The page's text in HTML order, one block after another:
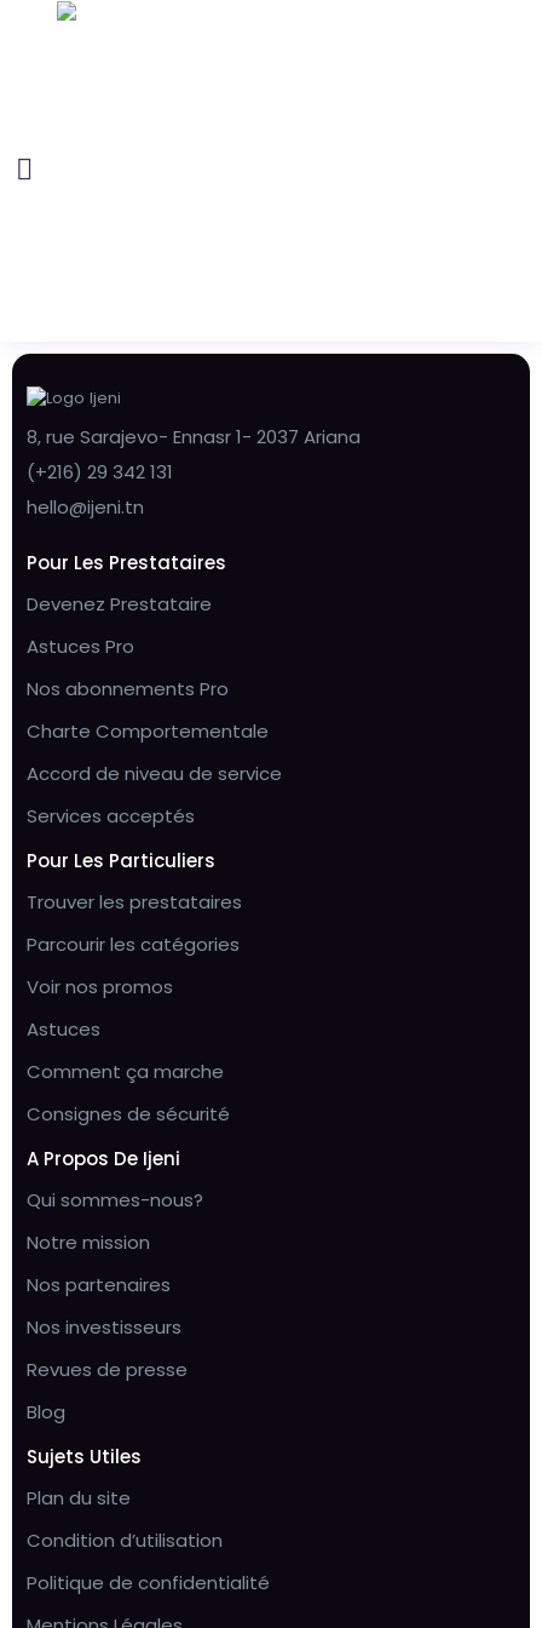
8, rue Sarajevo- Ennasr 1- 2037 Ariana
(+216) 29 342 131
hello@ijeni.tn
Pour Les Prestataires
Devenez Prestataire
Astuces Pro
Nos abonnements Pro
Charte Comportementale
Accord de niveau de service
Services acceptés
Pour Les Particuliers
Trouver les prestataires
Parcourir les catégories
Voir nos promos
Astuces
Comment ça marche
Consignes de sécurité
A Propos De Ijeni
Qui sommes-nous?
Notre mission
Nos partenaires
Nos investisseurs
Revues de presse
Blog
Sujets Utiles
Plan du site
Condition d’utilisation
Politique de confidentialité